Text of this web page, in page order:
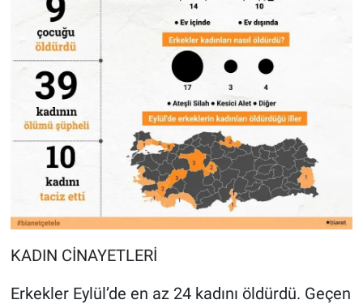
KADIN CİNAYETLERİ
Erkekler Eylül’de en az 24 kadını öldürdü. Geçen